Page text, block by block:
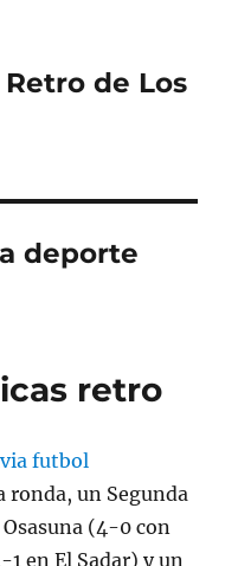
de Los
deporte
retro
ronda, un Segunda
Osasuna (4-0 con
1 en El Sadar) y un